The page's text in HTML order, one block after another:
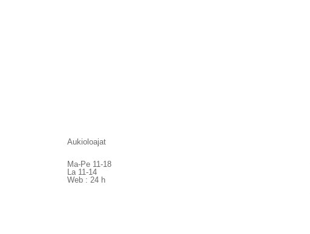
Aukioloajat
Ma-Pe 11-18
La 11-14
Web : 24 h